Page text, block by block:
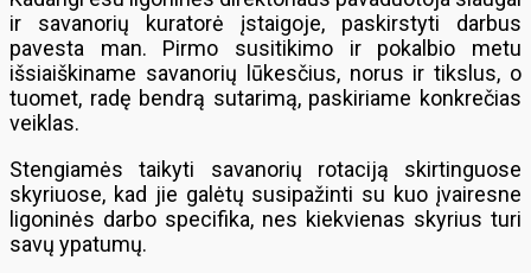
ir savanorių kuratorė įstaigoje, paskirstyti darbus
pavesta man. Pirmo susitikimo ir pokalbio metu
išsiaiškiname savanorių lūkesčius, norus ir tikslus, o
tuomet, radę bendrą sutarimą, paskiriame konkrečias
veiklas.
Stengiamės taikyti savanorių rotaciją skirtinguose
skyriuose, kad jie galėtų susipažinti su kuo įvairesne
ligoninės darbo specifika, nes kiekvienas skyrius turi
savų ypatumų.